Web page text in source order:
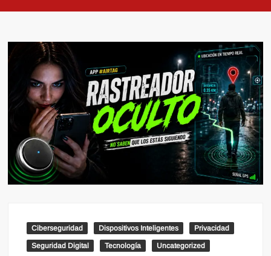
Ciberseguridad Dispositivos Inteligentes Privacidad
Seguridad Digital Tecnología Uncategorized